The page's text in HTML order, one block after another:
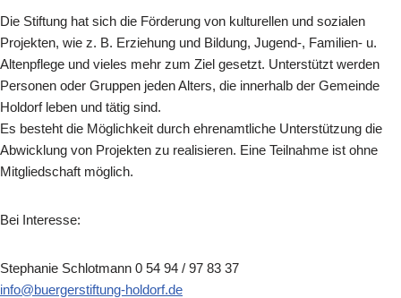
Die Stiftung hat sich die Förderung von kulturellen und sozialen
Projekten, wie z. B. Erziehung und Bildung, Jugend-, Familien- u.
Altenpflege und vieles mehr zum Ziel gesetzt. Unterstützt werden
Personen oder Gruppen jeden Alters, die innerhalb der Gemeinde
Holdorf leben und tätig sind.
Es besteht die Möglichkeit durch ehrenamtliche Unterstützung die
Abwicklung von Projekten zu realisieren. Eine Teilnahme ist ohne
Mitgliedschaft möglich.
Bei Interesse:
Stephanie Schlotmann 0 54 94 / 97 83 37
info@buergerstiftung-holdorf.de